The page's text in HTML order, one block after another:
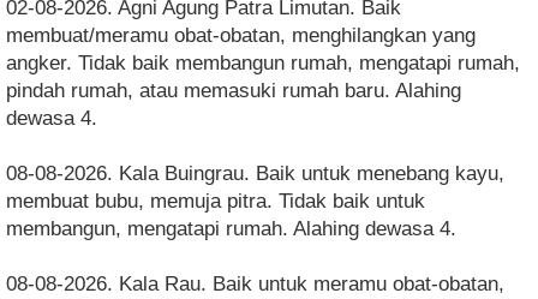
02-08-2026. Agni Agung Patra Limutan. Baik
membuat/meramu obat-obatan, menghilangkan yang
angker. Tidak baik membangun rumah, mengatapi rumah,
pindah rumah, atau memasuki rumah baru. Alahing
dewasa 4.
08-08-2026. Kala Buingrau. Baik untuk menebang kayu,
membuat bubu, memuja pitra. Tidak baik untuk
membangun, mengatapi rumah. Alahing dewasa 4.
08-08-2026. Kala Rau. Baik untuk meramu obat-obatan,